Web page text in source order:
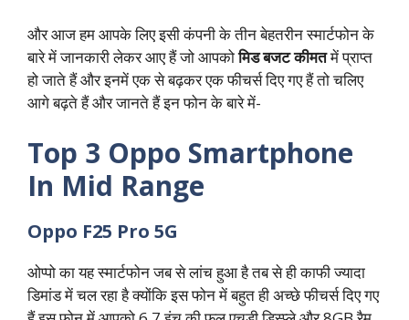
और आज हम आपके लिए इसी कंपनी के तीन बेहतरीन स्मार्टफोन के
बारे में जानकारी लेकर आए हैं जो आपकोमिड बजट कीमतमें प्राप्त
हो जाते हैं और इनमें एक से बढ़कर एक फीचर्स दिए गए हैं तो चलिए
आगे बढ़ते हैं और जानते हैं इन फोन के बारे में-
Top 3 Oppo Smartphone
In Mid Range
Oppo F25 Pro 5G
ओप्पो का यह स्मार्टफोन जब से लांच हुआ है तब से ही काफी ज्यादा
डिमांड में चल रहा है क्योंकि इस फोन में बहुत ही अच्छे फीचर्स दिए गए